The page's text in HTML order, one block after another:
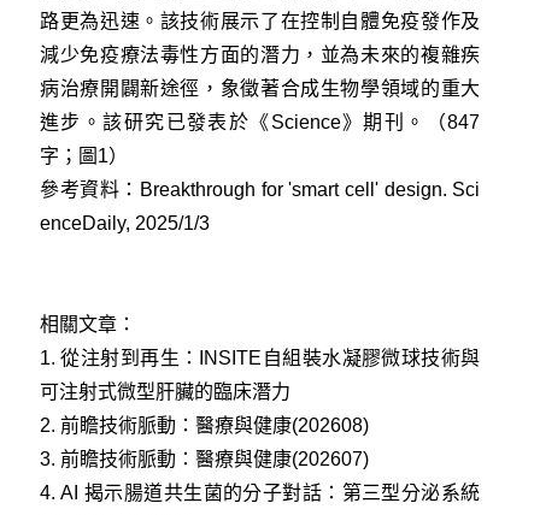
路更為迅速。該技術展示了在控制自體免疫發作及
減少免疫療法毒性方面的潛力，並為未來的複雜疾
病治療開闢新途徑，象徵著合成生物學領域的重大
進步。該研究已發表於《Science》期刊。（847
字；圖1）
參考資料： Breakthrough for 'smart cell' design. Sci
enceDaily, 2025/1/3
相關文章：
1.從注射到再生：INSITE自組裝水凝膠微球技術與
可注射式微型肝臟的臨床潛力
2. 前瞻技術脈動：醫療與健康(202608)
3. 前瞻技術脈動：醫療與健康(202607)
4.AI 揭示腸道共生菌的分子對話：第三型分泌系統